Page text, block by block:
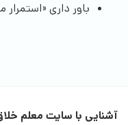
باور داری «استمرار
آشنایی با سایت معلم